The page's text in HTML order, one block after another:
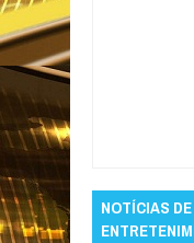
NOTÍCIAS